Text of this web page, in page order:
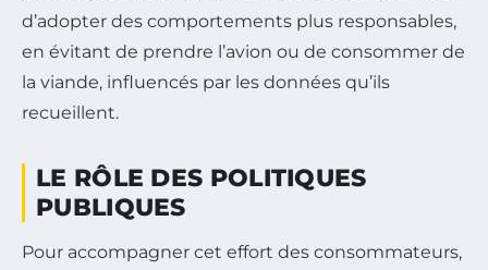
d’adopter des comportements plus responsables,
en évitant de prendre l’avion ou de consommer de
la viande, influencés par les données qu’ils
recueillent.
LE RÔLE DES POLITIQUES
PUBLIQUES
Pour accompagner cet effort des consommateurs,